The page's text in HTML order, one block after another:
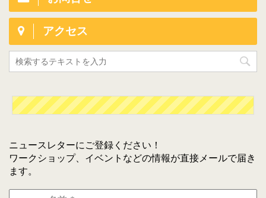
アクセス
ニュースレターにご登録ください！
ワークショップ、イベントなどの情報が直接メールで届き
ます。